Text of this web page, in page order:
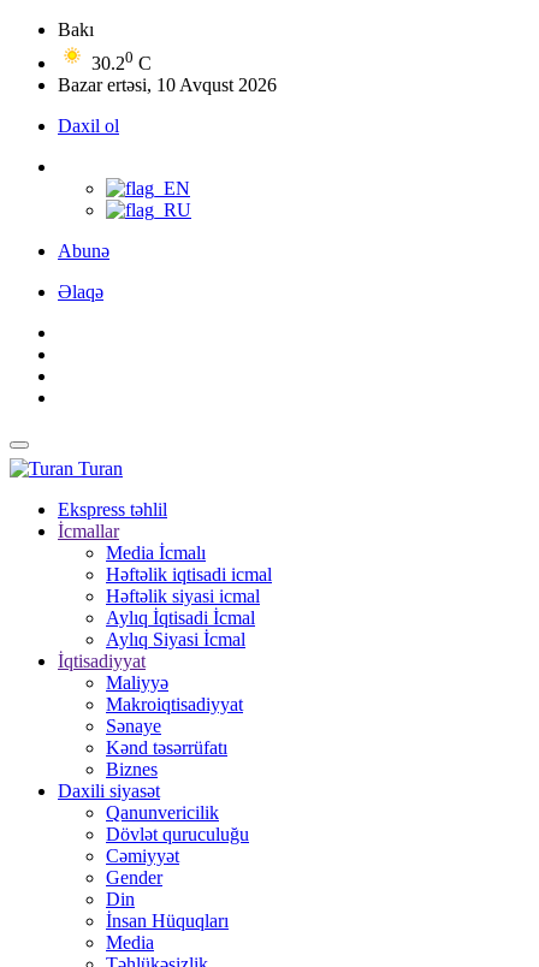
Bakı
30.20 C
Bazar ertəsi, 10 Avqust 2026
Daxil ol
Abunə
Əlaqə
Turan
Ekspress təhlil
İcmallar
Media İcmalı
Həftəlik iqtisadi icmal
Həftəlik siyasi icmal
Aylıq İqtisadi İcmal
Aylıq Siyasi İcmal
İqtisadiyyat
Maliyyə
Makroiqtisadiyyat
Sənaye
Kənd təsərrüfatı
Biznes
Daxili siyasət
Qanunvericilik
Dövlət quruculuğu
Cəmiyyət
Gender
Din
İnsan Hüquqları
Media